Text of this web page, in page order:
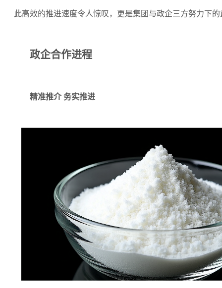
此高效的推进速度令人惊叹，更是集团与政企三方努力下
政企合作进程
精准推介 务实推进